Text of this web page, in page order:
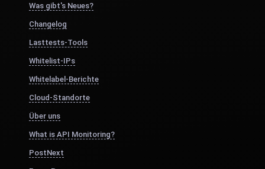
Was gibt's Neues?
Changelog
Lasttests-Tools
Whitelist-IPs
Whitelabel-Berichte
Cloud-Standorte
Über uns
What is API Monitoring?
PostNext